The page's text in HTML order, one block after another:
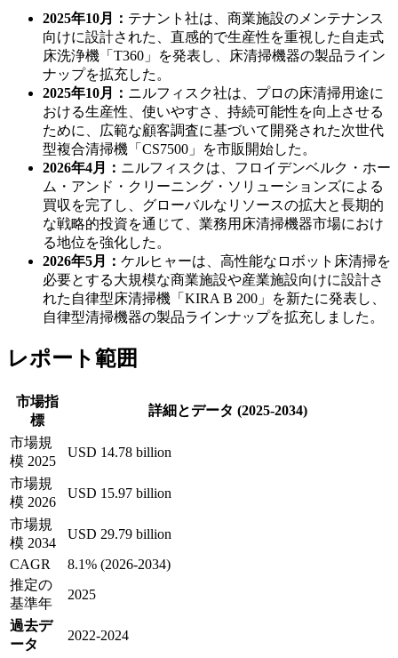
2025年10月： テナント社は、商業施設のメンテナンス
向けに設計された、直感的で生産性を重視した自走式
床洗浄機「T360」を発表し、床清掃機器の製品ライン
ナップを拡充した。
2025年10月： ニルフィスク社は、プロの床清掃用途に
おける生産性、使いやすさ、持続可能性を向上させる
ために、広範な顧客調査に基づいて開発された次世代
型複合清掃機「CS7500」を市販開始した。
2026年4月： ニルフィスクは、フロイデンベルク・ホー
ム・アンド・クリーニング・ソリューションズによる
買収を完了し、グローバルなリソースの拡大と長期的
な戦略的投資を通じて、業務用床清掃機器市場におけ
る地位を強化した。
2026年5月： ケルヒャーは、高性能なロボット床清掃を
必要とする大規模な商業施設や産業施設向けに設計さ
れた自律型床清掃機「KIRA B 200」を新たに発表し、
自律型清掃機器の製品ラインナップを拡充しました。
レポート範囲
市場指
標
詳細とデータ (2025-2034)
市場規
模 2025
USD 14.78 billion
市場規
模 2026
USD 15.97 billion
市場規
模 2034
USD 29.79 billion
CAGR
8.1% (2026-2034)
推定の
基準年
2025
過去デ
ータ
2022-2024